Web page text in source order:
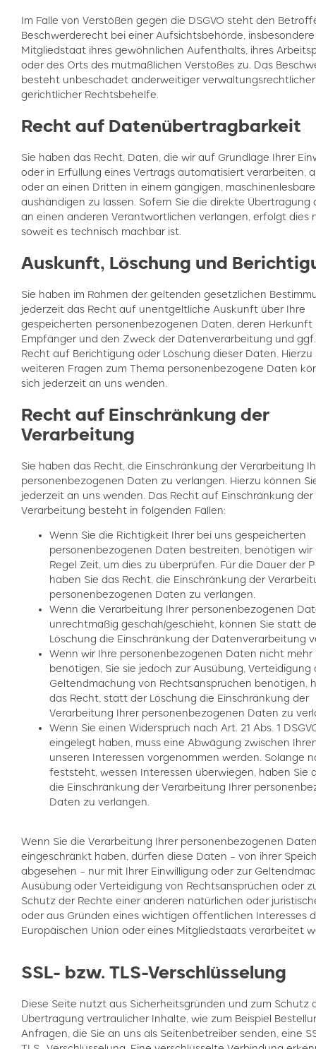
Im Falle von Verstößen gegen die DSGVO steht den
Beschwerderecht bei einer Aufsichtsbehörde,
Mitgliedstaat ihres gewöhnlichen Aufenthalts, ihres
oder des Orts des mutmaßlichen Verstoßes zu. Das
besteht unbeschadet anderweitiger
gerichtlicher Rechtsbehelfe.
Recht auf Datenübertragbarkeit
Sie haben das Recht, Daten, die wir auf Grundlage Ihrer
oder in Erfüllung eines Vertrags automatisiert verarbeiten,
oder an einen Dritten in einem gängigen,
aushändigen zu lassen. Sofern Sie die direkte Übertragung
an einen anderen Verantwortlichen verlangen, erfolgt dies
soweit es technisch machbar ist.
Auskunft, Löschung und
Sie haben im Rahmen der geltenden gesetzlichen
jederzeit das Recht auf unentgeltliche Auskunft über Ihre
gespeicherten personenbezogenen Daten, deren Herkunft
Empfänger und den Zweck der Datenverarbeitung und
Recht auf Berichtigung oder Löschung dieser Daten. Hierzu
weiteren Fragen zum Thema personenbezogene Daten
sich jederzeit an uns wenden.
Recht auf Einschränkung der
Verarbeitung
Sie haben das Recht, die Einschränkung der Verarbeitung
personenbezogenen Daten zu verlangen. Hierzu können
jederzeit an uns wenden. Das Recht auf Einschränkung der
Verarbeitung besteht in folgenden Fällen:
Wenn Sie die Richtigkeit Ihrer bei uns gespeicherten
personenbezogenen Daten bestreiten, benötigen wir
Regel Zeit, um dies zu überprüfen. Für die Dauer der
haben Sie das Recht, die Einschränkung der
personenbezogenen Daten zu verlangen.
Wenn die Verarbeitung Ihrer personenbezogenen
unrechtmäßig geschah/geschieht, können Sie statt
Löschung die Einschränkung der Datenverarbeitung
Wenn wir Ihre personenbezogenen Daten nicht mehr
benötigen, Sie sie jedoch zur Ausübung, Verteidigung
Geltendmachung von Rechtsansprüchen benötigen,
das Recht, statt der Löschung die Einschränkung der
Verarbeitung Ihrer personenbezogenen Daten zu
Wenn Sie einen Widerspruch nach Art. 21 Abs. 1
eingelegt haben, muss eine Abwägung zwischen
unseren Interessen vorgenommen werden. Solange
feststeht, wessen Interessen überwiegen, haben Sie
die Einschränkung der Verarbeitung Ihrer
Daten zu verlangen.
Wenn Sie die Verarbeitung Ihrer personenbezogenen
eingeschränkt haben, dürfen diese Daten – von ihrer
abgesehen – nur mit Ihrer Einwilligung oder zur
Ausübung oder Verteidigung von Rechtsansprüchen oder
Schutz der Rechte einer anderen natürlichen oder
oder aus Gründen eines wichtigen öffentlichen Interesses
Europäischen Union oder eines Mitgliedstaats verarbeitet
SSL- bzw. TLS-Verschlüsselung
Diese Seite nutzt aus Sicherheitsgründen und zum Schutz
Übertragung vertraulicher Inhalte, wie zum Beispiel
Anfragen, die Sie an uns als Seitenbetreiber senden, eine